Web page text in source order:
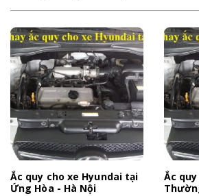
Ắc quy cho xe Hyundai tại
Ứng Hòa - Hà Nội
Ắc